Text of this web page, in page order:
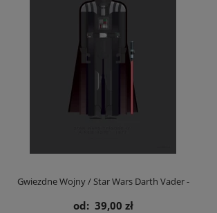
Gwiezdne Wojny / Star Wars Darth Vader -
plakat
od: 39,00 zł